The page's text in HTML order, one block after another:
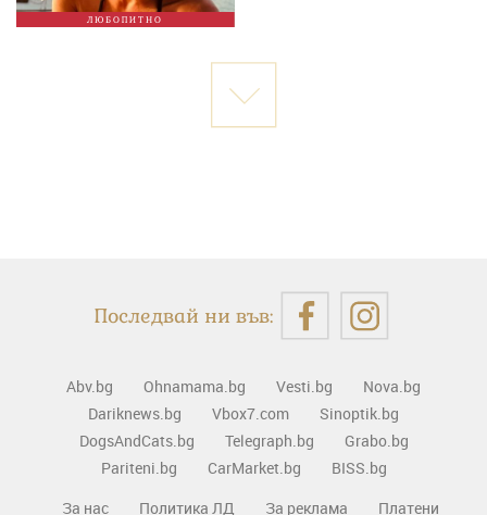
ЛЮБОПИТНО
Последвай ни във:
Abv.bg Ohnamama.bg Vesti.bg
Nova.bg
Dariknews.bg
Vbox7.com
Sinoptik.bg
DogsAndCats.bg
Telegraph.bg
Grabo.bg
Pariteni.bg
CarMarket.bg
BISS.bg
За нас
Политика ЛД За реклама Платени